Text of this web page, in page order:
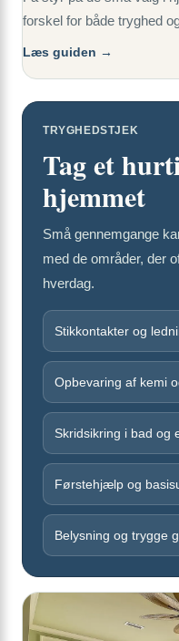
forskel for både tryghed
Læs guiden →
TRYGHEDSTJEK
Tag et
hjemmet
Små gennemgange
med de områder, der
hverdag.
Stikkontakter og
Opbevaring af kemi
Skridsikring i bad og
Førstehjælp og
Belysning og trygge